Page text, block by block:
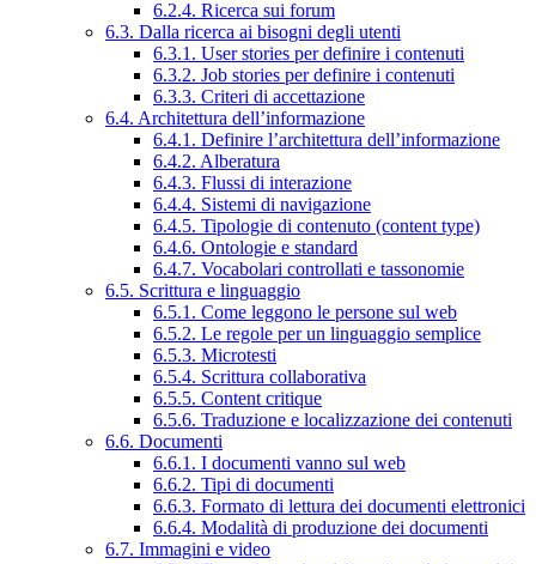
6.2.4. Ricerca sui forum
6.3. Dalla ricerca ai bisogni degli utenti
6.3.1. User stories per definire i contenuti
6.3.2. Job stories per definire i contenuti
6.3.3. Criteri di accettazione
6.4. Architettura dell’informazione
6.4.1. Definire l’architettura dell’informazione
6.4.2. Alberatura
6.4.3. Flussi di interazione
6.4.4. Sistemi di navigazione
6.4.5. Tipologie di contenuto (content type)
6.4.6. Ontologie e standard
6.4.7. Vocabolari controllati e tassonomie
6.5. Scrittura e linguaggio
6.5.1. Come leggono le persone sul web
6.5.2. Le regole per un linguaggio semplice
6.5.3. Microtesti
6.5.4. Scrittura collaborativa
6.5.5. Content critique
6.5.6. Traduzione e localizzazione dei contenuti
6.6. Documenti
6.6.1. I documenti vanno sul web
6.6.2. Tipi di documenti
6.6.3. Formato di lettura dei documenti elettronici
6.6.4. Modalità di produzione dei documenti
6.7. Immagini e video